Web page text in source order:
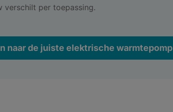
verschilt per toepassing.
naar de juiste elektrische warmtepomp